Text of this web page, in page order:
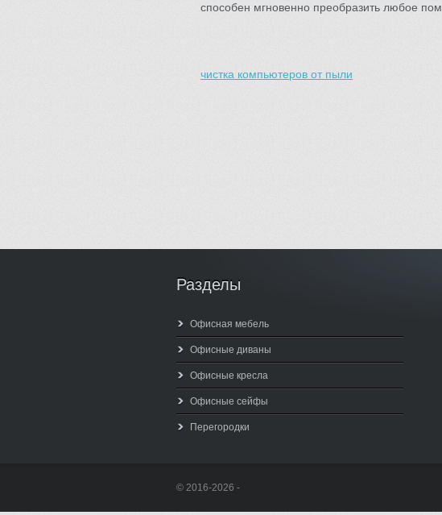
способен мгновенно преобразить любое
чистка компьютеров от пыли
Разделы
Офисная мебель
Офисные диваны
Офисные кресла
Офисные сейфы
Перегородки
© 2016-2026 -